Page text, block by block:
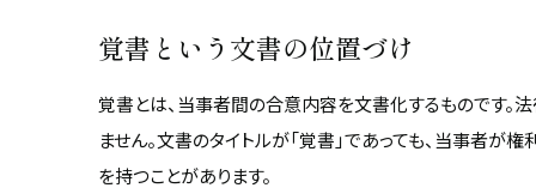
覚書という文書の位置づけ
覚書とは、当事者間の合意内容を文書化するものです。
ません。文書のタイトルが「覚書」であっても、当事者
を持つことがあります。